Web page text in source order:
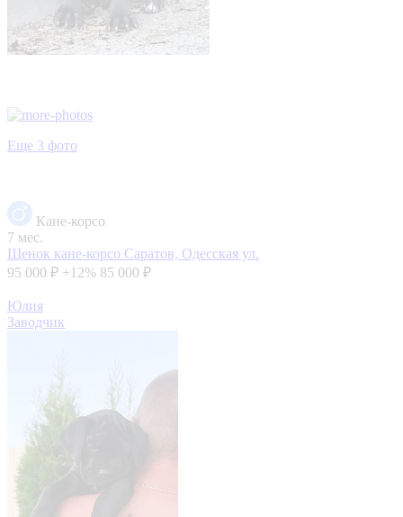
Еще 3 фото
Кане-корсо
7 мес.
Щенок кане-корсо Саратов, Одесская ул.
95 000 ₽ +12% 85 000 ₽
Юлия
Заводчик